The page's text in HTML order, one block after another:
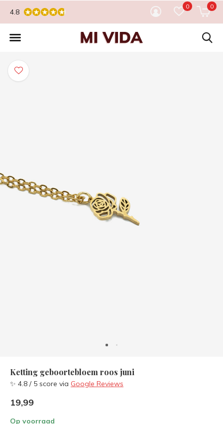
0 0
4.8
Ketting geboortebloem roos juni
✨ 4.8 / 5 score via Google Reviews
19,99
Op voorraad